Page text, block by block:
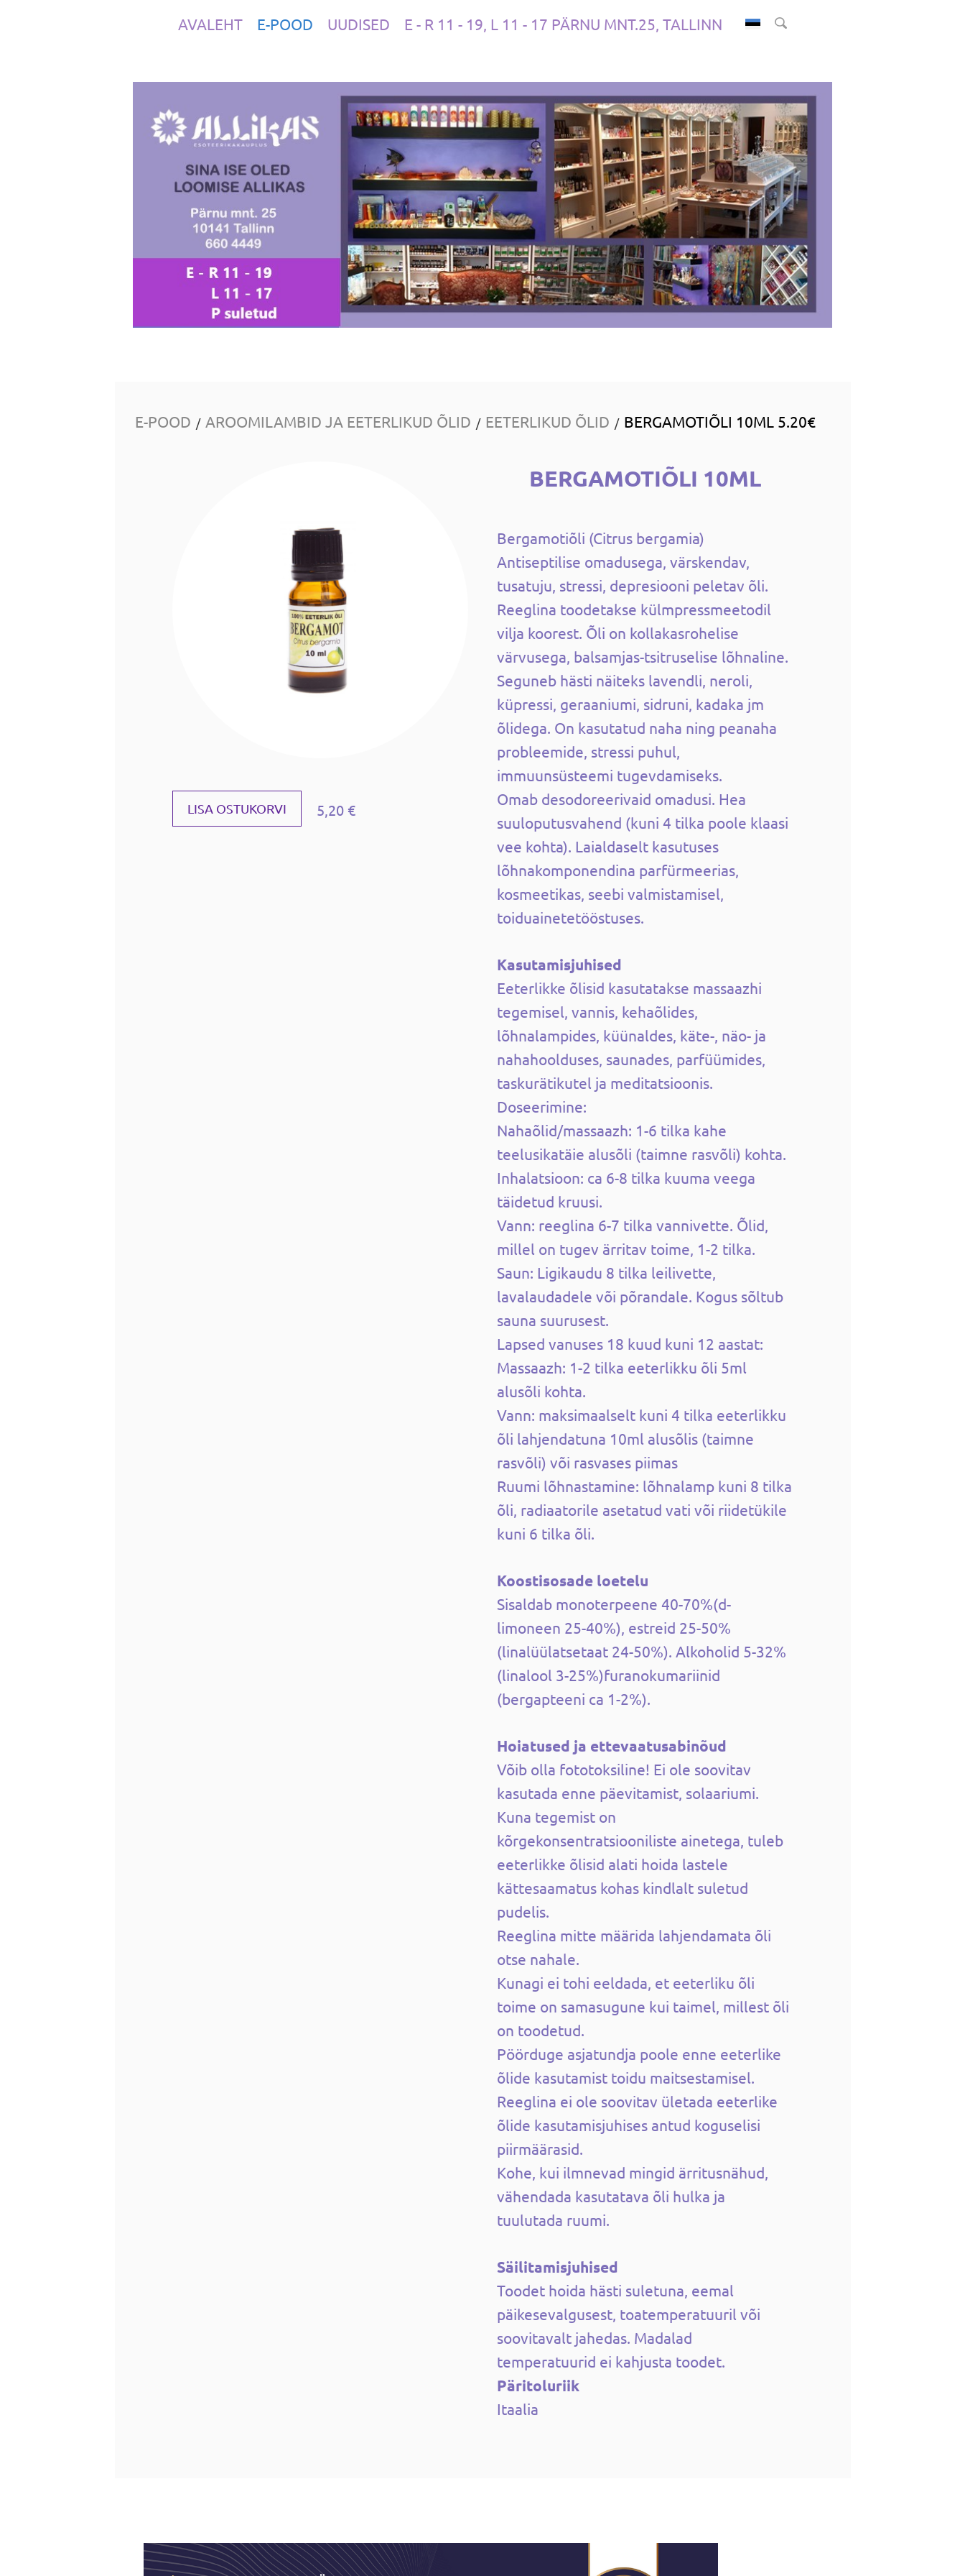
AVALEHT E-POOD UUDISED E - R 11 - 19, L 11 - 17 PÄRNU MNT.25, TALLINN
E-POOD / AROOMILAMBID JA EETERLIKUD ÕLID / EETERLIKUD ÕLID / BERGAMOTIÕLI 10ML 5.20€
LISA OSTUKORVI 5,20 €
BERGAMOTIÕLI 10ML
Bergamotiõli (Citrus bergamia)
Antiseptilise omadusega, värskendav,
tusatuju, stressi, depresiooni peletav õli.
Reeglina toodetakse külmpressmeetodil
vilja koorest. Õli on kollakasrohelise
värvusega, balsamjas-tsitruselise lõhnaline.
Seguneb hästi näiteks lavendli, neroli,
küpressi, geraaniumi, sidruni, kadaka jm
õlidega. On kasutatud naha ning peanaha
probleemide, stressi puhul,
immuunsüsteemi tugevdamiseks.
Omab desodoreerivaid omadusi. Hea
suuloputusvahend (kuni 4 tilka poole klaasi
vee kohta). Laialdaselt kasutuses
lõhnakomponendina parfürmeerias,
kosmeetikas, seebi valmistamisel,
toiduainetetööstuses.
Kasutamisjuhised
Eeterlikke õlisid kasutatakse massaazhi
tegemisel, vannis, kehaõlides,
lõhnalampides, küünaldes, käte-, näo- ja
nahahoolduses, saunades, parfüümides,
taskurätikutel ja meditatsioonis.
Doseerimine:
Nahaõlid/massaazh: 1-6 tilka kahe
teelusikatäie alusõli (taimne rasvõli) kohta.
Inhalatsioon: ca 6-8 tilka kuuma veega
täidetud kruusi.
Vann: reeglina 6-7 tilka vannivette. Õlid,
millel on tugev ärritav toime, 1-2 tilka.
Saun: Ligikaudu 8 tilka leilivette,
lavalaudadele või põrandale. Kogus sõltub
sauna suurusest.
Lapsed vanuses 18 kuud kuni 12 aastat:
Massaazh: 1-2 tilka eeterlikku õli 5ml
alusõli kohta.
Vann: maksimaalselt kuni 4 tilka eeterlikku
õli lahjendatuna 10ml alusõlis (taimne
rasvõli) või rasvases piimas
Ruumi lõhnastamine: lõhnalamp kuni 8 tilka
õli, radiaatorile asetatud vati või riidetükile
kuni 6 tilka õli.
Koostisosade loetelu
Sisaldab monoterpeene 40-70%(d-
limoneen 25-40%), estreid 25-50%
(linalüülatsetaat 24-50%). Alkoholid 5-32%
(linalool 3-25%)furanokumariinid
(bergapteeni ca 1-2%).
Hoiatused ja ettevaatusabinõud
Võib olla fototoksiline! Ei ole soovitav
kasutada enne päevitamist, solaariumi.
Kuna tegemist on
kõrgekonsentratsiooniliste ainetega, tuleb
eeterlikke õlisid alati hoida lastele
kättesaamatus kohas kindlalt suletud
pudelis.
Reeglina mitte määrida lahjendamata õli
otse nahale.
Kunagi ei tohi eeldada, et eeterliku õli
toime on samasugune kui taimel, millest õli
on toodetud.
Pöörduge asjatundja poole enne eeterlike
õlide kasutamist toidu maitsestamisel.
Reeglina ei ole soovitav ületada eeterlike
õlide kasutamisjuhises antud koguselisi
piirmäärasid.
Kohe, kui ilmnevad mingid ärritusnähud,
vähendada kasutatava õli hulka ja
tuulutada ruumi.
Säilitamisjuhised
Toodet hoida hästi suletuna, eemal
päikesevalgusest, toatemperatuuril või
soovitavalt jahedas. Madalad
temperatuurid ei kahjusta toodet.
Päritoluriik
Itaalia